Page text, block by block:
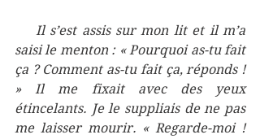
Il s’est assis sur mon lit et il m’a
saisi le menton : « Pourquoi as-tu fait
ça ? Comment as-tu fait ça, réponds !
» Il me fixait avec des yeux
étincelants. Je le suppliais de ne pas
me laisser mourir. « Regarde-moi !